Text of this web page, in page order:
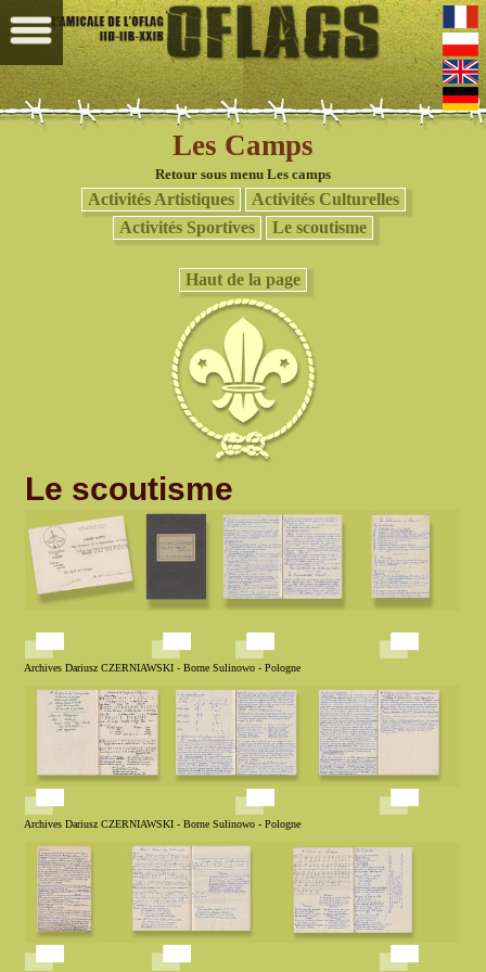
Les Camps
Retour sous menu Les camps
Activités Artistiques
Activités Culturelles
Activités Sportives
Le scoutisme
Haut de la page
Le scoutisme
Archives Dariusz CZERNIAWSKI - Borne Sulinowo - Pologne
Archives Dariusz CZERNIAWSKI - Borne Sulinowo - Pologne